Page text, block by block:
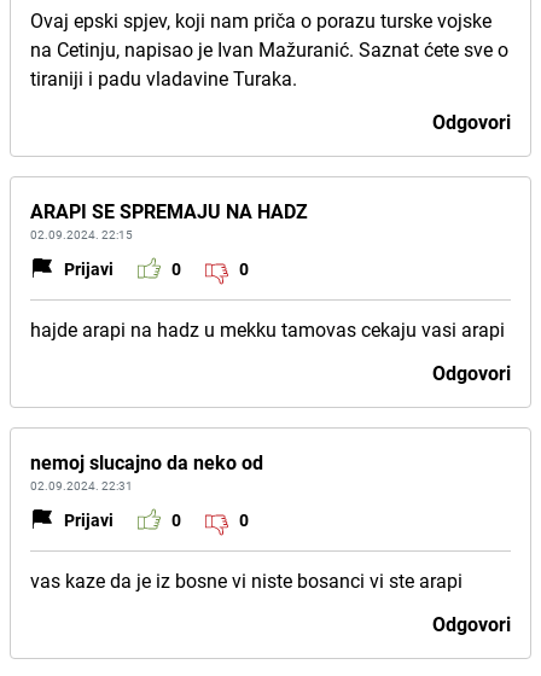
Ovaj epski spjev, koji nam priča o porazu turske vojske
na Cetinju, napisao je Ivan Mažuranić. Saznat ćete sve o
tiraniji i padu vladavine Turaka.
Odgovori
ARAPI SE SPREMAJU NA HADZ
02.09.2024. 22:15
Prijavi 0 0
hajde arapi na hadz u mekku tamovas cekaju vasi arapi
Odgovori
nemoj slucajno da neko od
02.09.2024. 22:31
Prijavi 0 0
vas kaze da je iz bosne vi niste bosanci vi ste arapi
Odgovori